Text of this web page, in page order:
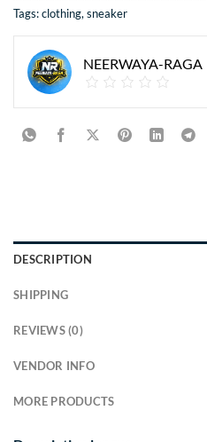
Tags:clothing,sneaker
NEERWAYA-RAGA
DESCRIPTION
SHIPPING
REVIEWS (0)
VENDOR INFO
MORE PRODUCTS